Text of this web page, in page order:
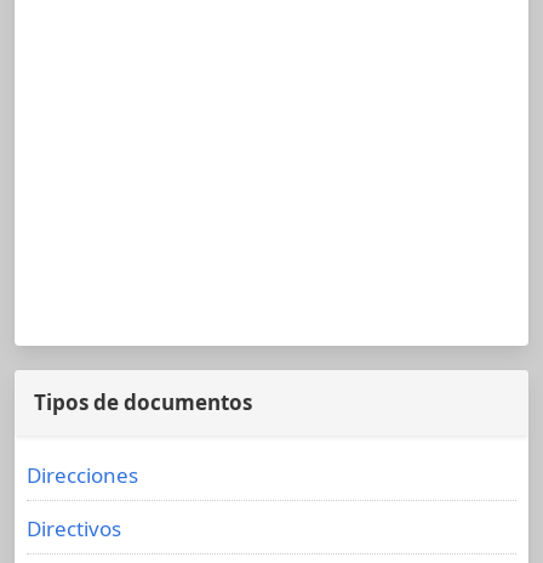
Tipos de documentos
Direcciones
Directivos